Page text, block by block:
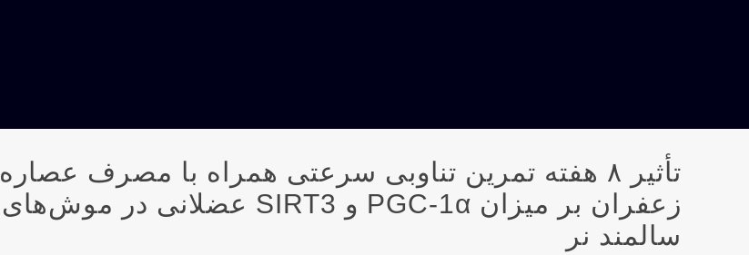
تأثیر ۸ هفته تمرین تناوبی سرعتی همراه با مصرف عصاره
زعفران بر میزان PGC-1α و SIRT3 عضلانی در موش‌های
سالمند نر